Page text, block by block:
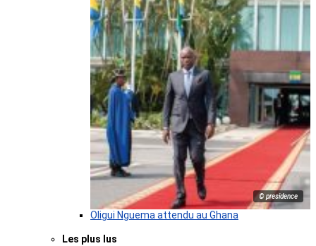
© presidence
Oligui Nguema attendu au Ghana
Les plus lus